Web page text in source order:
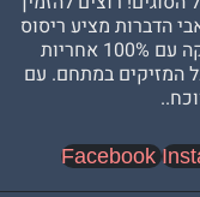
מציע ריסוס
נגד מזיקים בשימוש שיטות הדברה ירוקה עם 100% אחריות
במתחם. עם